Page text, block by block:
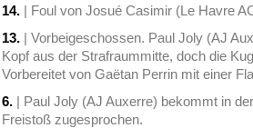
14. | Foul von Josué Casimir (Le Havre
13. | Vorbeigeschossen. Paul Joly (AJ
Kopf aus der Strafraummitte, doch die
Vorbereitet von Gaëtan Perrin mit einer
6. | Paul Joly (AJ Auxerre) bekommt in
Freistoß zugesprochen.